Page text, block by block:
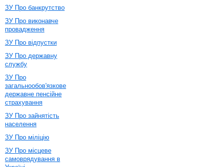
ЗУ Про банкрутство
ЗУ Про виконавче
провадження
ЗУ Про відпустки
ЗУ Про державну
службу
ЗУ Про
загальнообов'язкове
державне пенсійне
страхування
ЗУ Про зайнятість
населення
ЗУ Про міліцію
ЗУ Про місцеве
самоврядування в